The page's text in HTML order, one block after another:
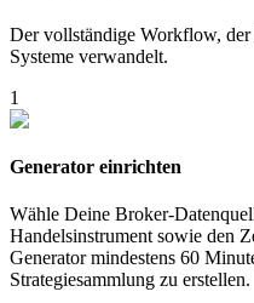
Der vollständige Workflow,
Systeme verwandelt.
1
Generator einrichten
Wähle Deine Broker-
Handelsinstrument sowie den
Generator mindestens 60
Strategiesammlung zu erstellen.